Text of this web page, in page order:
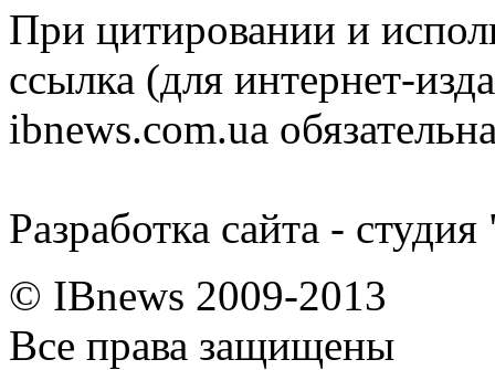
При цитировании и
ссылка (для интернет-
ibnews.com.ua
Разработка сайта -
© IBnews 2009-2013
Все права защищены